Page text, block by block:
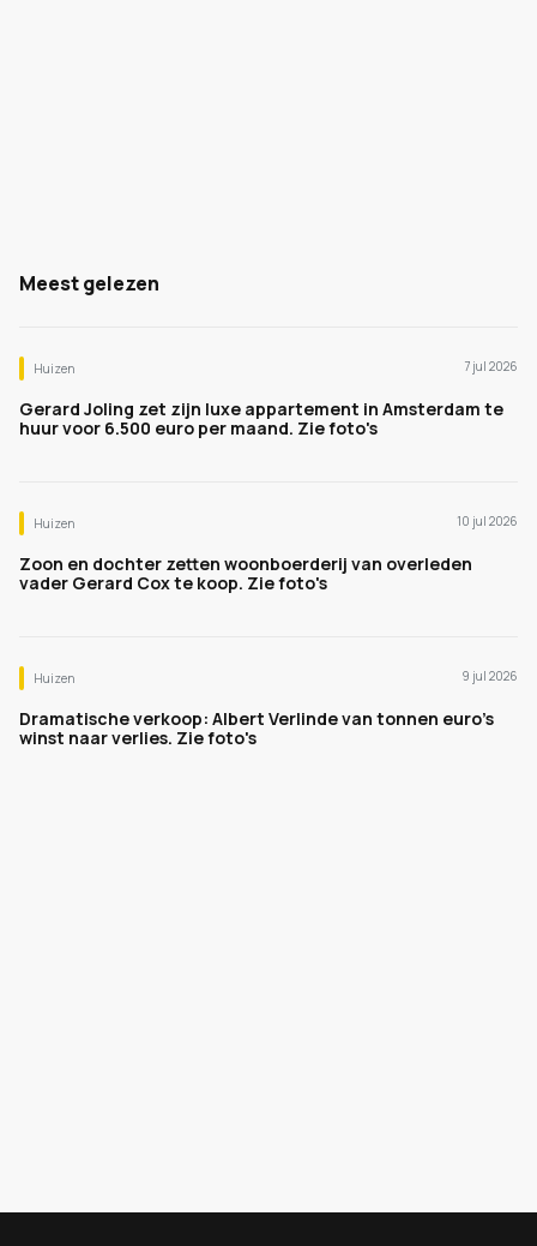
Meest gelezen
Huizen 7 jul 2026
Gerard Joling zet zijn luxe appartement in Amsterdam te
huur voor 6.500 euro per maand. Zie foto's
Huizen 10 jul 2026
Zoon en dochter zetten woonboerderij van overleden
vader Gerard Cox te koop. Zie foto's
Huizen 9 jul 2026
Dramatische verkoop: Albert Verlinde van tonnen euro's
winst naar verlies. Zie foto's